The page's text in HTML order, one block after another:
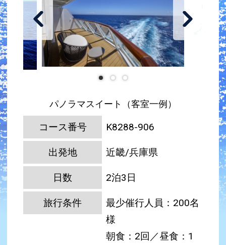
パノラマスイート（客室一例）
コース番号 K8288-906
出発地 近畿/兵庫県
日数 2泊3日
旅行条件
最少催行人員：200名
様
朝食：2回／昼食：1